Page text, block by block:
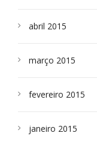
abril 2015
março 2015
fevereiro 2015
janeiro 2015